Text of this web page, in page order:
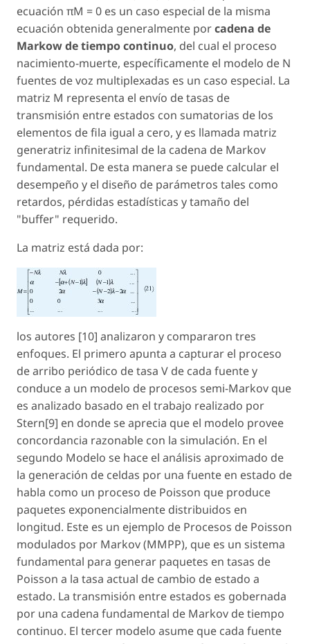
ecuación πM = 0 es un caso especial de la misma
ecuación obtenida generalmente porcadena de
Markow de tiempo continuo, del cual el proceso
nacimiento-muerte, específicamente el modelo de N
fuentes de voz multiplexadas es un caso especial. La
matriz M representa el envío de tasas de
transmisión entre estados con sumatorias de los
elementos de fila igual a cero, y es llamada matriz
generatriz infinitesimal de la cadena de Markov
fundamental. De esta manera se puede calcular el
desempeño y el diseño de parámetros tales como
retardos, pérdidas estadísticas y tamaño del
"buffer" requerido.
La matriz está dada por:
los autores [10] analizaron y compararon tres
enfoques. El primero apunta a capturar el proceso
de arribo periódico de tasa V de cada fuente y
conduce a un modelo de procesos semi-Markov que
es analizado basado en el trabajo realizado por
Stern[9] en donde se aprecia que el modelo provee
concordancia razonable con la simulación. En el
segundo Modelo se hace el análisis aproximado de
la generación de celdas por una fuente en estado de
habla como un proceso de Poisson que produce
paquetes exponencialmente distribuidos en
longitud. Este es un ejemplo de Procesos de Poisson
modulados por Markov (MMPP), que es un sistema
fundamental para generar paquetes en tasas de
Poisson a la tasa actual de cambio de estado a
estado. La transmisión entre estados es gobernada
por una cadena fundamental de Markov de tiempo
continuo. El tercer modelo asume que cada fuente